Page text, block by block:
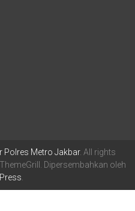
Polres Metro Jakbar. All rights
Dipersembahkan oleh
.